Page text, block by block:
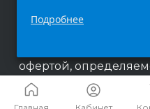
Главная Кабинет
интернет-сайт (
исключительно
ни при каких
офертой,
437 п.2
Подробнее